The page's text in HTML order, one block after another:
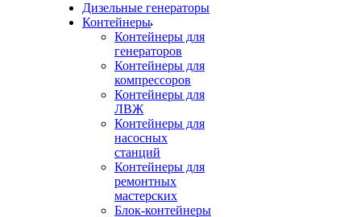
Дизельные генераторы
Контейнеры
Контейнеры для
генераторов
Контейнеры для
компрессоров
Контейнеры для
ЛВЖ
Контейнеры для
насосных
станций
Контейнеры для
ремонтных
мастерских
Блок-контейнеры